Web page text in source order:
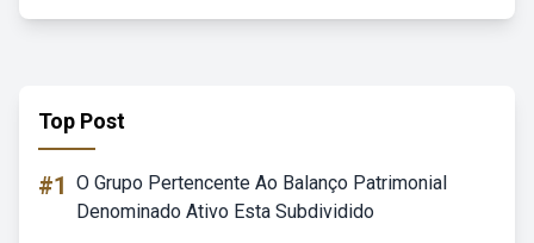
Top Post
#1 O Grupo Pertencente Ao Balanço Patrimonial
Denominado Ativo Esta Subdividido